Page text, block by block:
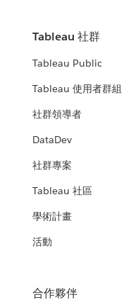
Tableau 社群
Tableau Public
Tableau 使用者群組
社群領導者
DataDev
社群專案
Tableau 社區
學術計畫
活動
合作夥伴